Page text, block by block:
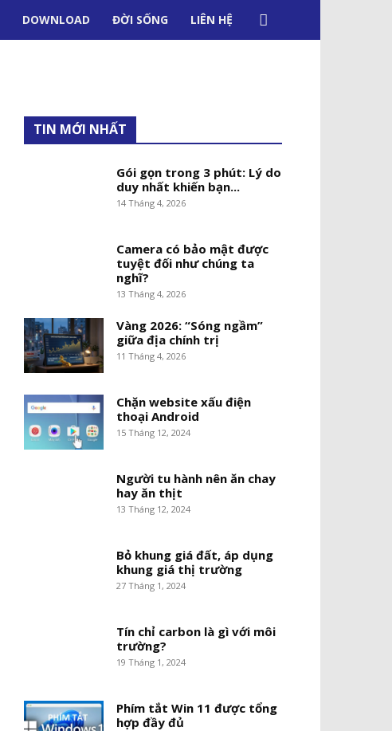
DOWNLOAD ĐỜI SỐNG LIÊN HỆ
TIN MỚI NHẤT
Gói gọn trong 3 phút: Lý do
duy nhất khiến bạn...
14 Tháng 4, 2026
Camera có bảo mật được
tuyệt đối như chúng ta
nghĩ?
13 Tháng 4, 2026
Vàng 2026: “Sóng ngầm”
giữa địa chính trị
11 Tháng 4, 2026
Chặn website xấu điện
thoại Android
15 Tháng 12, 2024
Người tu hành nên ăn chay
hay ăn thịt
13 Tháng 12, 2024
Bỏ khung giá đất, áp dụng
khung giá thị trường
27 Tháng 1, 2024
Tín chỉ carbon là gì với môi
trường?
19 Tháng 1, 2024
Phím tắt Win 11 được tổng
hợp đầy đủ